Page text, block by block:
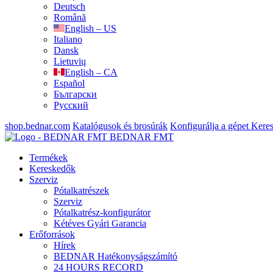
Deutsch
Română
English – US
Italiano
Dansk
Lietuvių
English – CA
Español
Български
Русский
shop.bednar.com Katalógusok és brosúrák Konfigurálja a gépet
BEDNAR FMT
Termékek
Kereskedők
Szerviz
Pótalkatrészek
Szerviz
Pótalkatrész-konfigurátor
Kétéves Gyári Garancia
Erőforrások
Hírek
BEDNAR Hatékonyságszámító
24 HOURS RECORD